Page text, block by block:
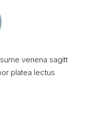
venena sagitt
platea lectus